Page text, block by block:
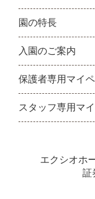
園の特長
入園のご案内
保護者専用マイ
スタッフ専用マ
エクシオホ
証